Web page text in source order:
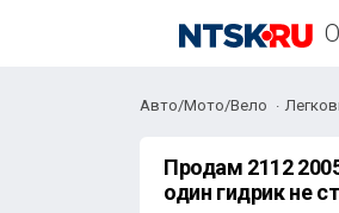
Авто/Мото/Вело
Продам 2112
один гидрик не